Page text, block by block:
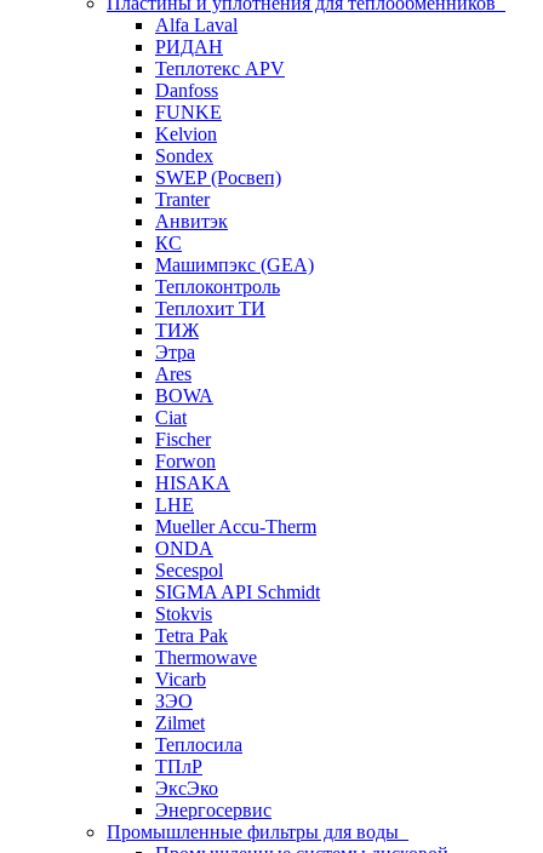
Alfa Laval
РИДАН
Теплотекс APV
Danfoss
FUNKE
Kelvion
Sondex
SWEP (Росвеп)
Tranter
Анвитэк
КС
Машимпэкс (GEA)
Теплоконтроль
Теплохит ТИ
ТИЖ
Этра
Ares
BOWA
Ciat
Fischer
Forwon
HISAKA
LHE
Mueller Accu-Therm
ONDA
Secespol
SIGMA API Schmidt
Stokvis
Tetra Pak
Thermowave
Vicarb
ЗЭО
Zilmet
Теплосила
ТПлР
ЭксЭко
Энергосервис
Промышленные фильтры для воды